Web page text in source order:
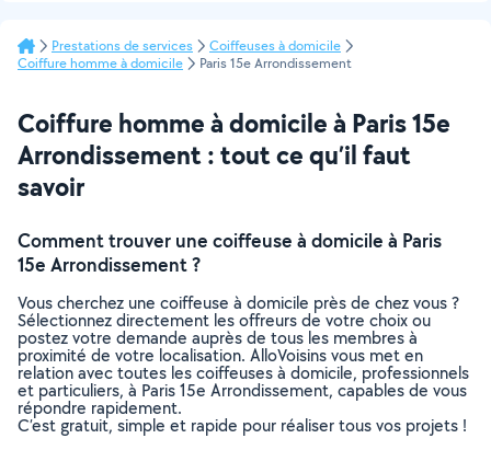
Prestations de services
Coiffeuses à domicile
Coiffure homme à domicile
Paris 15e Arrondissement
Coiffure homme à domicile à Paris 15e
Arrondissement : tout ce qu’il faut
savoir
Comment trouver une coiffeuse à domicile à Paris
15e Arrondissement ?
Vous cherchez une coiffeuse à domicile près de chez vous ?
Sélectionnez directement les offreurs de votre choix ou
postez votre demande auprès de tous les membres à
proximité de votre localisation. AlloVoisins vous met en
relation avec toutes les coiffeuses à domicile, professionnels
et particuliers, à Paris 15e Arrondissement, capables de vous
répondre rapidement.
C’est gratuit, simple et rapide pour réaliser tous vos projets !